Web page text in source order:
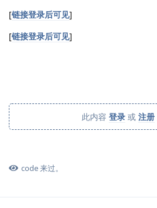
[链接登录后可见]
[链接登录后可见]
此内容 登录 或 注册
code来过。